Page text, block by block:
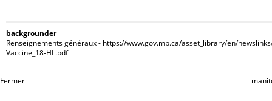
backgrounder
Renseignements généraux - https://www.gov.mb.ca/asset_library/en/
Vaccine_18-HL.pdf
Fermer